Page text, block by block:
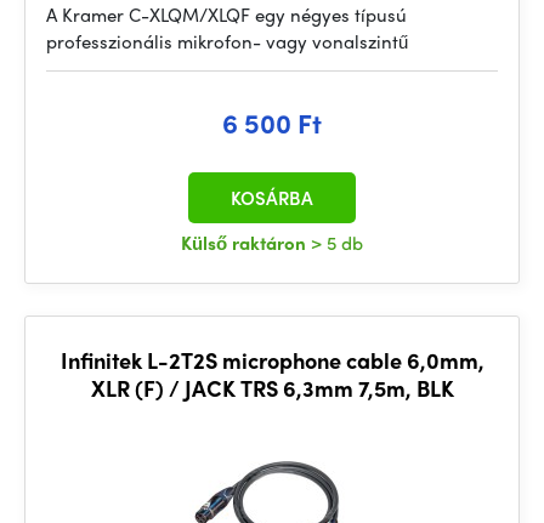
A Kramer C-XLQM/XLQF egy négyes típusú
professzionális mikrofon- vagy vonalszintű
6 500 Ft
Külső raktáron > 5 db
KOSÁRBA
Infinitek L-2T2S microphone cable 6,0mm,
XLR (F) / JACK TRS 6,3mm 7,5m, BLK